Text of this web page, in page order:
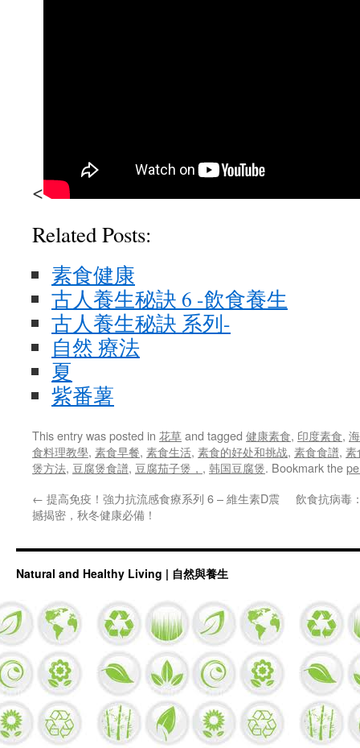
<
Related Posts:
素食健康
古人養生秘訣 6 -飲食養生
古人養生秘訣 系列-
自然 療法
夏
紫番薯
This entry was posted in 花草and tagged 健康素食, 印度素食,
食料理教學, 素食早餐, 素食生活, 素食的好处和挑战, 素食食譜, 素
煲方法, 豆腐煲食譜, 豆腐茄子煲， , 韩国豆腐煲. Bookmark the
← 提高免疫！強力抗流感食療系列 6 – 維生素D震
撼揭密，秋冬健康必備！
飲食抗病毒
Natural and Healthy Living | 自然與養生